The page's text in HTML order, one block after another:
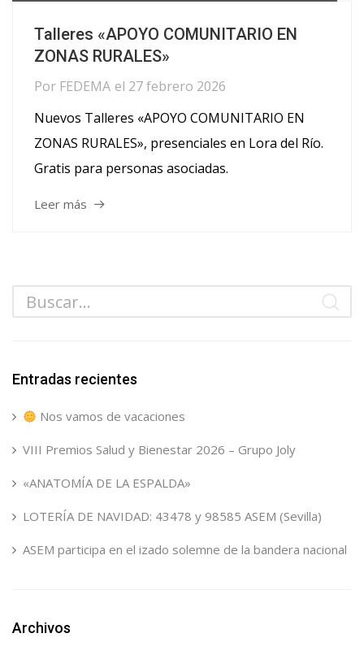
Talleres «APOYO COMUNITARIO EN
ZONAS RURALES»
Por FEDEMA el 27 febrero 2026
Nuevos Talleres «APOYO COMUNITARIO EN
ZONAS RURALES», presenciales en Lora del Río.
Gratis para personas asociadas.
Leer más
Entradas recientes
Nos vamos de vacaciones
VIII Premios Salud y Bienestar 2026 – Grupo Joly
«ANATOMÍA DE LA ESPALDA»
LOTERÍA DE NAVIDAD: 43478 y 98585 ASEM (Sevilla)
ASEM participa en el izado solemne de la bandera nacional
Archivos